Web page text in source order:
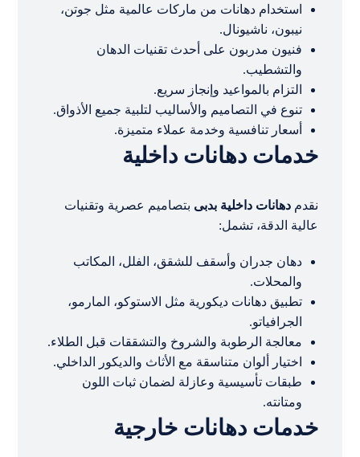
استخدام دهانات من ماركات عالمية مثل جوتن،
نيبون، ناشيونال.
فنيون مدربون على أحدث تقنيات الدهان
والتشطيب.
التزام بالمواعيد وإنجاز سريع.
تنوع في التصاميم والأساليب لتلبية جميع الأذواق.
أسعار تنافسية وخدمة عملاء متميزة.
خدمات دهانات داخلية
نقدمدهانات داخلية بدبى بتصاميم عصرية وتقنيات
عالية الدقة، تشمل:
دهان جدران وأسقف للشقق، الفلل، المكاتب
والمحلات.
تطبيق دهانات ديكورية مثل الاستوكو، المارمو،
الجرافياتو.
معالجة الرطوبة والشروخ والتشققات قبل الطلاء.
اختيار ألوان متناسقة مع الأثاث والديكور الداخلي.
طبقات تأسيسية وعازلة لضمان ثبات اللون
ومتانته.
خدمات دهانات خارجية